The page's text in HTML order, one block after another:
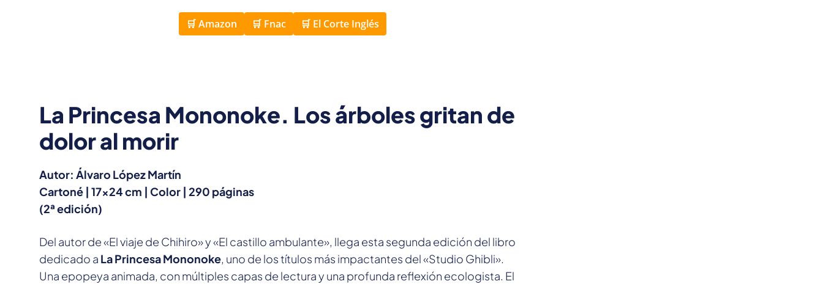
🛒 Amazon 🛒 Fnac 🛒 El Corte Inglés
La Princesa Mononoke. Los árboles gritan de
dolor al morir
Autor: Álvaro López Martín
Cartoné | 17×24 cm | Color | 290 páginas
(2ª edición)
Del autor de «El viaje de Chihiro» y «El castillo ambulante», llega esta segunda edición del libro
dedicado a La Princesa Mononoke, uno de los títulos más impactantes del «Studio Ghibli».
Una epopeya animada, con múltiples capas de lectura y una profunda reflexión ecologista. El